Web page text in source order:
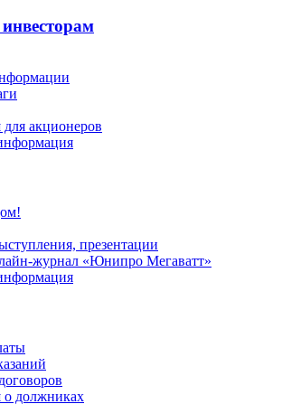
акционеров
презентации
журнал «Юнипро Мегаватт»
должниках